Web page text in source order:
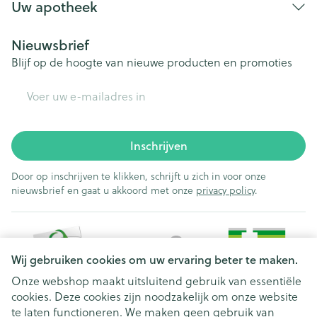
Wij gebruiken cookies om uw ervaring beter te maken.
Onze webshop maakt uitsluitend gebruik van essentiële
cookies. Deze cookies zijn noodzakelijk om onze website
te laten functioneren. We maken geen gebruik van
Uw apotheek
Nieuwsbrief
Blijf op de hoogte van nieuwe producten en promoties
Inschrijven
Door op inschrijven te klikken, schrijft u zich in voor onze
nieuwsbrief en gaat u akkoord met onze privacy policy.
Juridische links